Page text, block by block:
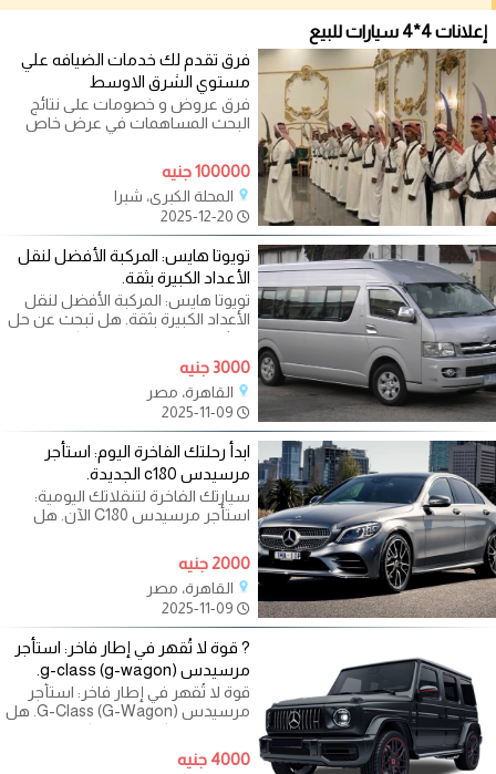
إعلانات 4*4 سيارات للبيع
فرق تقدم لك خدمات الضيافه علي
مستوي الشرق الاوسط
فرق عروض و خصومات على نتائج
البحث المساهمات في عرض خاص
العالم العربي
100000 جنيه
المحلة الكبرى، شبرا
تويوتا هايس: المركبة الأفضل لنقل
الأعداد الكبيرة بثقة.
تويوتا هايس: المركبة الأفضل لنقل
الأعداد الكبيرة بثقة. هل تبحث عن حل
موثوق وفعال من حيث التكلفة
3000 جنيه
القاهرة، مصر
ابدأ رحلتك الفاخرة اليوم: استأجر
مرسيدس c180 الجديدة.
سيارتك الفاخرة لتنقلاتك اليومية:
استأجر مرسيدس C180 الآن. هل
اليومية
2000 جنيه
القاهرة، مصر
?️ قوة لا تُقهر في إطار فاخر: استأجر
مرسيدس g-class (g-wagon).
قوة لا تُقهر في إطار فاخر: استأجر
مرسيدس G-Class (G-Wagon). هل
تبحث عن مركبة تتخطى كل الحدود
وتعبّر عن
4000 جنيه